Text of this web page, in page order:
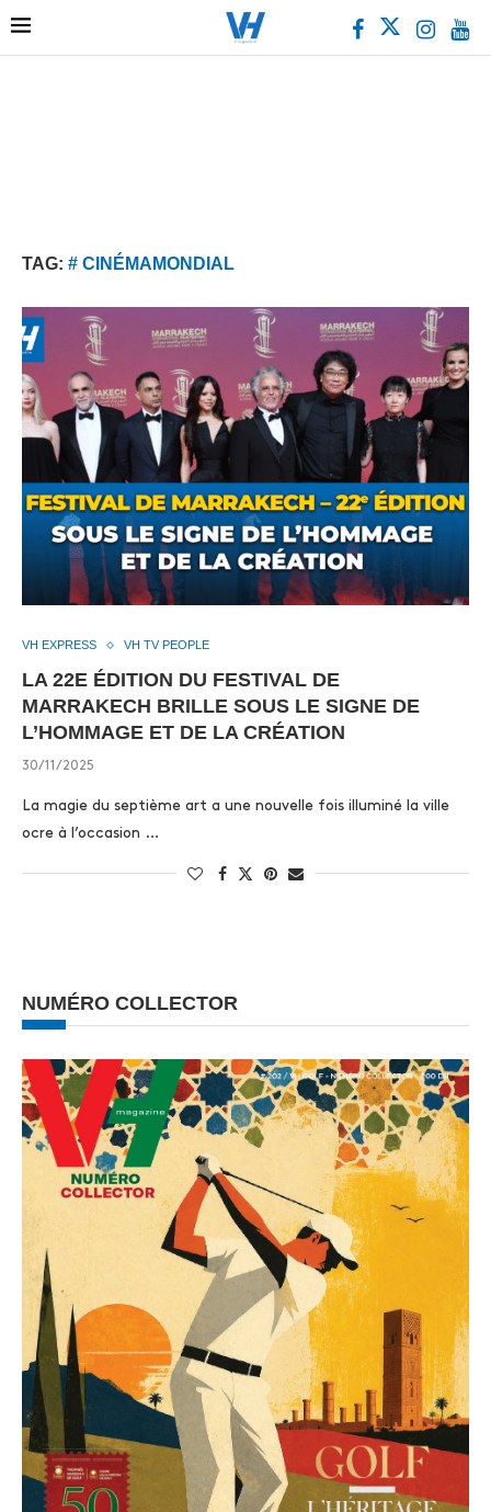
TAG: # CINÉMAMONDIAL
VH EXPRESS VH TV PEOPLE
LA 22E ÉDITION DU FESTIVAL DE
MARRAKECH BRILLE SOUS LE SIGNE DE
L’HOMMAGE ET DE LA CRÉATION
30/11/2025
La magie du septième art a une nouvelle fois illuminé la ville
ocre à l’occasion …
NUMÉRO COLLECTOR